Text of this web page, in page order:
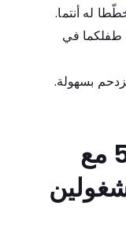
له أنتما.
طفلكما في
بسهولة.
كيف تتعامل 51Talk مع